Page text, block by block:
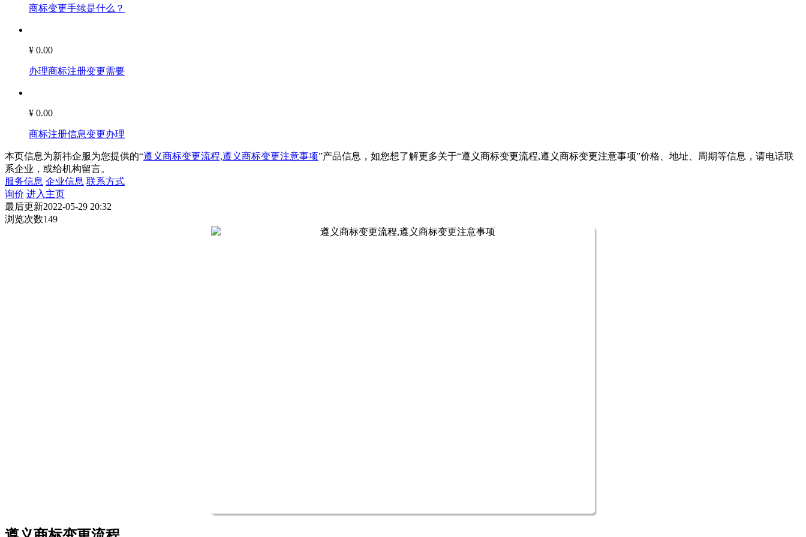
¥ 0.00
¥ 0.00
商标注册信息变更办理
本页信息为新祎企服为您提供的“
系企业，或给机构留言。
服务信息 企业信息
询价 进入主页
最后更新2022-05-29 20:32